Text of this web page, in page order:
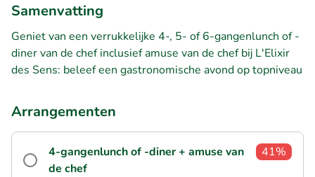
Samenvatting
Geniet van een verrukkelijke 4-, 5- of 6-gangenlunch of -
diner van de chef inclusief amuse van de chef bij L'Elixir
des Sens: beleef een gastronomische avond op topniveau
Arrangementen
4-gangenlunch of -diner + amuse van
de chef
41%